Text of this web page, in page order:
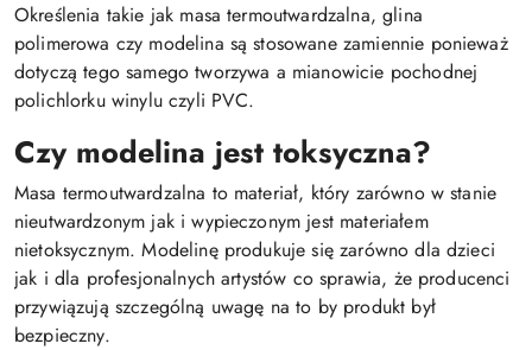
Określenia takie jak masa termoutwardzalna, glina
polimerowa czy modelina są stosowane zamiennie ponieważ
dotyczą tego samego tworzywa a mianowicie pochodnej
polichlorku winylu czyli PVC.
Czy modelina jest toksyczna?
Masa termoutwardzalna to materiał, który zarówno w stanie
nieutwardzonym jak i wypieczonym jest materiałem
nietoksycznym. Modelinę produkuje się zarówno dla dzieci
jak i dla profesjonalnych artystów co sprawia, że producenci
przywiązują szczególną uwagę na to by produkt był
bezpieczny.